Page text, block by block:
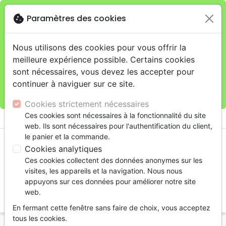
Je veux retirer ma commande au 4, rue Audubon
(Gare de Lyon), Parisclose
warningCette boutique en ligne est limitée au retrait en
magasin.
Pour les livraisons à domicile, veuillez passer vos
commandes sur la boutique La Maison de la Bible
shopping_cart
cookie Paramètres des cookies
Nous utilisons des cookies pour vous offrir la
meilleure expérience possible. Certains cookies
sont nécessaires, vous devez les accepter pour
continuer à naviguer sur ce site.
Cookies strictement nécessaires
Ces cookies sont nécessaires à la fonctionnalité du site
web. Ils sont nécessaires pour l'authentification du client,
le panier et la commande.
Cookies analytiques
Ces cookies collectent des données anonymes sur les
visites, les appareils et la navigation. Nous nous
appuyons sur ces données pour améliorer notre site
web.
En fermant cette fenêtre sans faire de choix, vous acceptez
tous les cookies.